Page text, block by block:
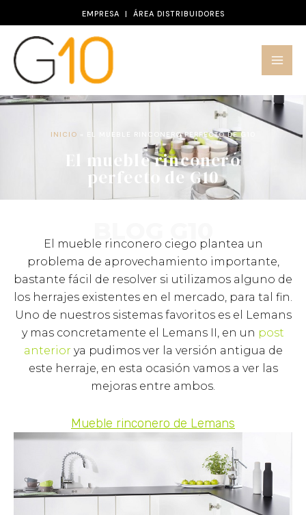
al
contenido
EMPRESA | ÁREA DISTRIBUIDORES
INICIO EL MUEBLE RINCONERO PERFECTO DE G10
El mueble rinconero
perfecto de G10
BLOG G10
El mueble rinconero ciego plantea un
problema de aprovechamiento importante,
bastante fácil de resolver si utilizamos alguno de
los herrajes existentes en el mercado, para tal fin.
Uno de nuestros sistemas favoritos es el Lemans
y mas concretamente el Lemans II, en un post
anterior ya pudimos ver la versión antigua de
este herraje, en esta ocasión vamos a ver las
mejoras entre ambos.
Mueble rinconero de Lemans